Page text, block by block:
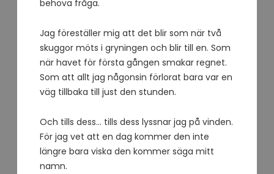
behöva fråga.
Jag föreställer mig att det blir som när två
skuggor möts i gryningen och blir till en. Som
när havet för första gången smakar regnet.
Som att allt jag någonsin förlorat bara var en
väg tillbaka till just den stunden.
Och tills dess… tills dess lyssnar jag på vinden.
För jag vet att en dag kommer den inte
längre bara viska den kommer säga mitt
namn.